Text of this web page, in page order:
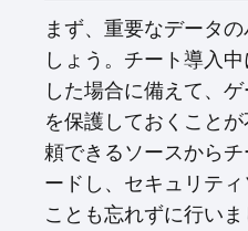
まず、重要なデータ
しょう。チート導入
した場合に備えて、
を保護しておくこと
頼できるソースから
ードし、セキュリテ
ことも忘れずに行いま